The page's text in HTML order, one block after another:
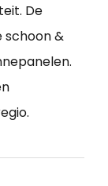
De
schoon &